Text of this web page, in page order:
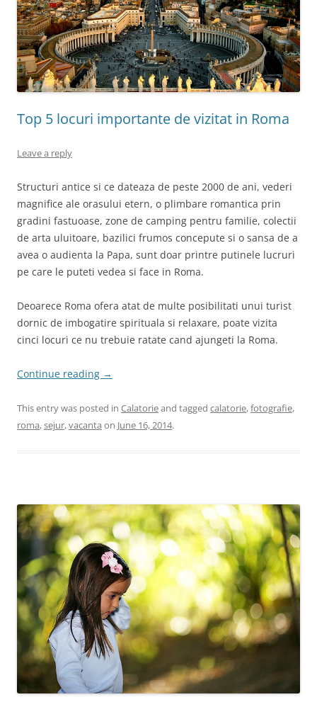
Top 5 locuri importante de vizitat in Roma
Leave a reply
Structuri antice si ce dateaza de peste 2000 de ani, vederi
magnifice ale orasului etern, o plimbare romantica prin
gradini fastuoase, zone de camping pentru familie, colectii
de arta uluitoare, bazilici frumos concepute si o sansa de a
avea o audienta la Papa, sunt doar printre putinele lucruri
pe care le puteti vedea si face in Roma.
Deoarece Roma ofera atat de multe posibilitati unui turist
dornic de imbogatire spirituala si relaxare, poate vizita
cinci locuri ce nu trebuie ratate cand ajungeti la Roma.
Continue reading →
This entry was posted in Calatorieand tagged calatorie,fotografie,
roma,sejur,vacanta on June 16, 2014.